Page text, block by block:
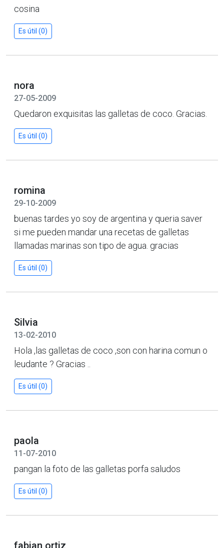
cosina
Es útil (0)
nora
27-05-2009
Quedaron exquisitas las galletas de coco. Gracias.
Es útil (0)
romina
29-10-2009
buenas tardes yo soy de argentina y queria saver
si me pueden mandar una recetas de galletas
llamadas marinas son tipo de agua. gracias
Es útil (0)
Silvia
13-02-2010
Hola ,las galletas de coco ,son con harina comun o
leudante ? Gracias ..
Es útil (0)
paola
11-07-2010
pangan la foto de las galletas porfa saludos
Es útil (0)
fabian ortiz